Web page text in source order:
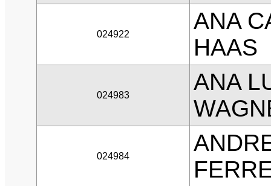
024922
ANA
HAAS
024983
ANA
024984